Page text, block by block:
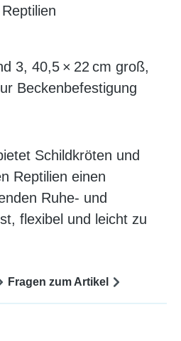
3, 40,5 × 22 cm groß,
Beckenbefestigung
Schildkröten und
Reptilien einen
Ruhe- und
flexibel und leicht zu
Fragen zum Artikel